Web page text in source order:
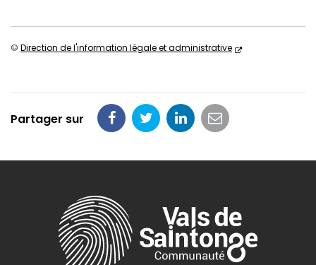
© Direction de l'information légale et administrative
Partager sur
Partager
Facebook
Partager
Twitter
Partager
LinkedIn
Partager
email